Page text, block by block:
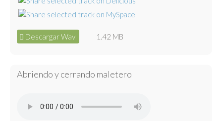
Descargar Wav 1.42 MB
Abriendo y cerrando maletero